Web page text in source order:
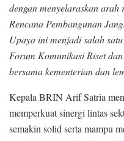
dengan menyelaraskan
Rencana Pembangunan
Upaya ini menjadi salah
Forum Komunikasi Riset
bersama kementerian dan
Kepala BRIN Arif Satria
memperkuat sinergi lintas
semakin solid serta mampu